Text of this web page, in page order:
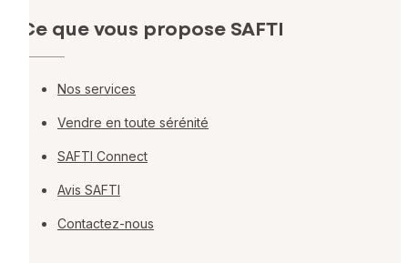
Ce que vous propose SAFTI
Nos services
Vendre en toute sérénité
SAFTI Connect
Avis SAFTI
Contactez-nous